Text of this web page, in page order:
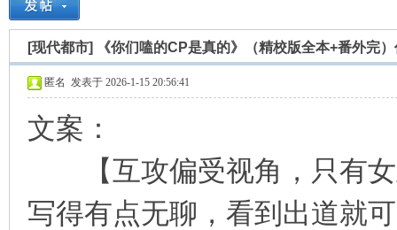
› › ›
[现代都市] 《你们嗑的CP是真的》（精校版全本+番外完
匿名 发表于 2026-1-15 20:56:41
文案：
【互攻偏受视角，只有女
写得有点无聊，看到出道就